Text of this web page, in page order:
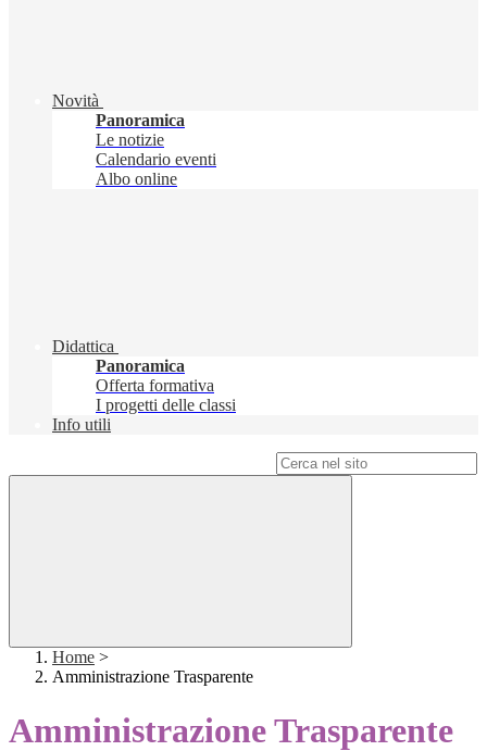
Novità
Panoramica
Le notizie
Calendario eventi
Albo online
Didattica
Panoramica
Offerta formativa
I progetti delle classi
Info utili
Home >
Amministrazione Trasparente
Amministrazione Trasparente